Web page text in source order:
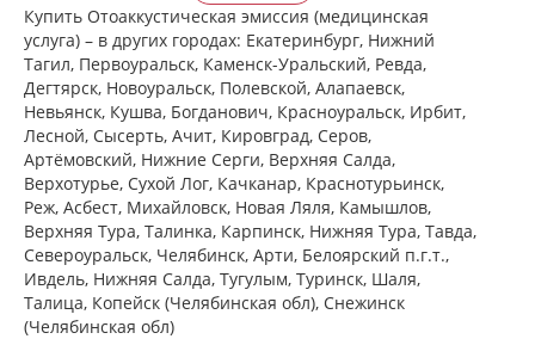
Купить Отоаккустическая эмиссия (медицинская
услуга) – в других городах: Екатеринбург, Нижний
Тагил, Первоуральск, Каменск-Уральский, Ревда,
Дегтярск, Новоуральск, Полевской, Алапаевск,
Невьянск, Кушва, Богданович, Красноуральск, Ирбит,
Лесной, Сысерть, Ачит, Кировград, Серов,
Артёмовский, Нижние Cерги, Верхняя Салда,
Верхотурье, Сухой Лог, Качканар, Краснотурьинск,
Реж, Асбест, Михайловск, Новая Ляля, Камышлов,
Верхняя Тура, Талинка, Карпинск, Нижняя Тура, Тавда,
Североуральск, Челябинск, Арти, Белоярский п.г.т.,
Ивдель, Нижняя Салда, Тугулым, Туринск, Шаля,
Талица, Копейск (Челябинская обл), Снежинск
(Челябинская обл)